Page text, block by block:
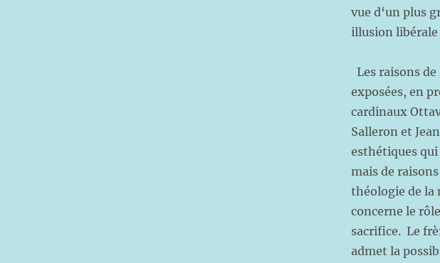
vue d‘un plus
illusion
Les raisons
exposées, en
cardinaux
Salleron et
esthétiques qui
mais de
théologie de la
concerne le
sacrifice. Le
admet la